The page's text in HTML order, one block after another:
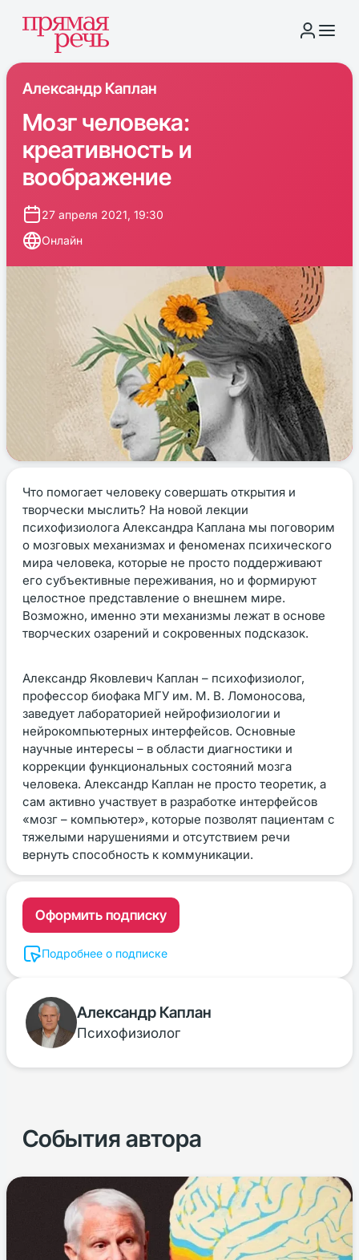
Александр Каплан
Мозг человека:
креативность и
воображение
27 апреля 2021, 19:30
Онлайн
Что помогает человеку совершать открытия и
творчески мыслить? На новой лекции
психофизиолога Александра Каплана мы поговорим
о мозговых механизмах и феноменах психического
мира человека, которые не просто поддерживают
его субъективные переживания, но и формируют
целостное представление о внешнем мире.
Возможно, именно эти механизмы лежат в основе
творческих озарений и сокровенных подсказок.
Александр Яковлевич Каплан – психофизиолог,
профессор биофака МГУ им. М. В. Ломоносова,
заведует лабораторией нейрофизиологии и
нейрокомпьютерных интерфейсов. Основные
научные интересы – в области диагностики и
коррекции функциональных состояний мозга
человека. Александр Каплан не просто теоретик, а
сам активно участвует в разработке интерфейсов
«мозг – компьютер», которые позволят пациентам с
тяжелыми нарушениями и отсутствием речи
вернуть способность к коммуникации.
Оформить подписку
Подробнее о подписке
Александр Каплан
Психофизиолог
События автора